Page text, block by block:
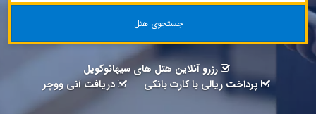
جستجوی هتل
رزرو آنلاین هتل های سیهانوکویل
پرداخت ریالی با کارت بانکی
دریافت آنی ووچر